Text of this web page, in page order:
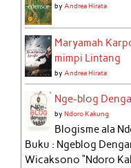
byAndrea Hirata
Maryamah
mimpi Lintang
byAndrea Hirata
Nge-blog
byNdoro Kakung
Blogisme ala
Buku : Ngeblog
Wicaksono “Ndoro